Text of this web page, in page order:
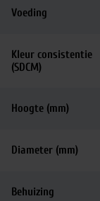
Voeding
Kleur consistentie
(SDCM)
Hoogte (mm)
Diameter (mm)
Behuizing